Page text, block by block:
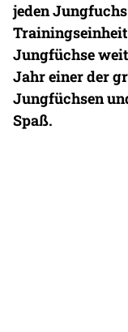
jeden
Jungfüchse
Jahr einer der
Jungfüchsen
Spaß.